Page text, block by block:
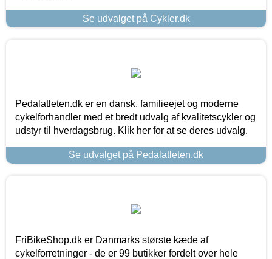
Se udvalget på Cykler.dk
Pedalatleten.dk er en dansk, familieejet og moderne
cykelforhandler med et bredt udvalg af kvalitetscykler og
udstyr til hverdagsbrug. Klik her for at se deres udvalg.
Se udvalget på Pedalatleten.dk
FriBikeShop.dk er Danmarks største kæde af
cykelforretninger - de er 99 butikker fordelt over hele